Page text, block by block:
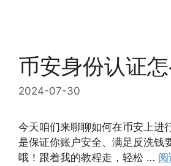
币安身份认证怎
2024-07-30
今天咱们来聊聊如何在币安上进
是保证你账户安全、满足反洗钱
哦！跟着我的教程走，轻松 … 阅